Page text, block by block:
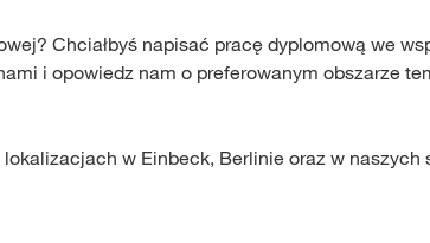
Chciałbyś napisać pracę dyplomową we
i opowiedz nam o preferowanym obszarze
w Einbeck, Berlinie oraz w